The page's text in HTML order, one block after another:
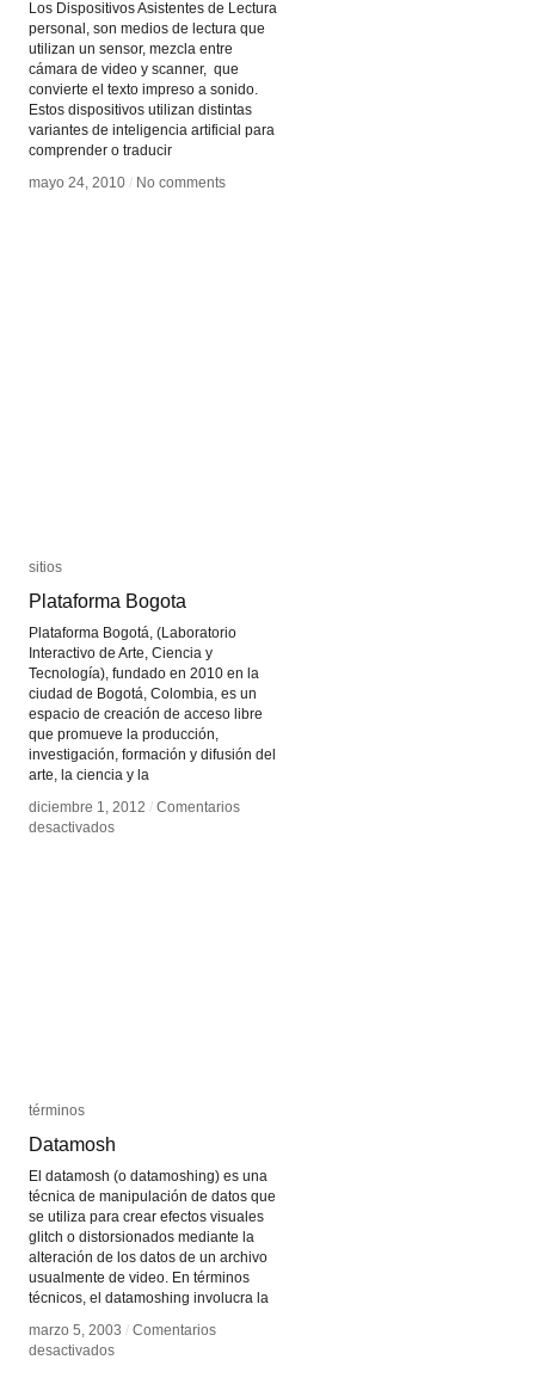
Los Dispositivos Asistentes de Lectura
personal, son medios de lectura que
utilizan un sensor, mezcla entre
cámara de video y scanner, que
convierte el texto impreso a sonido.
Estos dispositivos utilizan distintas
variantes de inteligencia artificial para
comprender o traducir
mayo 24, 2010 / No comments
mayo 24, 2010 / No comments
sitios
Plataforma Bogota
Plataforma Bogotá, (Laboratorio
Interactivo de Arte, Ciencia y
Tecnología), fundado en 2010 en la
ciudad de Bogotá, Colombia, es un
espacio de creación de acceso libre
que promueve la producción,
investigación, formación y difusión del
arte, la ciencia y la
diciembre 1, 2012 / Comentarios
desactivadosen
sitios
Plataforma Bogota
diciembre 1, 2012 / Comentarios
desactivadosen
términos
Datamosh
El datamosh (o datamoshing) es una
técnica de manipulación de datos que
se utiliza para crear efectos visuales
glitch o distorsionados mediante la
alteración de los datos de un archivo
usualmente de video. En términos
técnicos, el datamoshing involucra la
marzo 5, 2003 / Comentarios
desactivadosen
términos
Datamosh
marzo 5, 2003 / Comentarios
desactivadosen